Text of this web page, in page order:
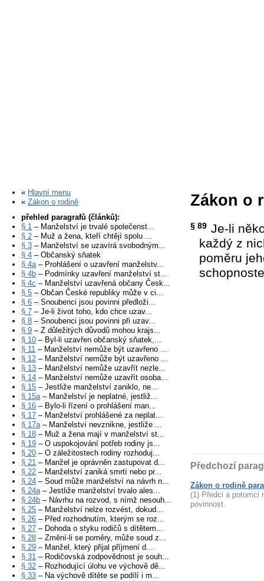
« Hlavní menu
« Zákon o rodině
přehled paragrafů (článků):
§ 1 – Manželství je trvalé společenst...
§ 2 – Muž a žena, kteří chtějí spolu ...
§ 3 – Manželství se uzavírá svobodným...
§ 4 – Občanský sňatek
§ 4a– Prohlášení o uzavření manželstv...
§ 4b – Podmínky uzavření manželství st...
§ 4c – Manželství uzavřená občany Česk...
§ 5 – Občan České republiky může v ci...
§ 6 – Snoubenci jsou povinni předloži...
§ 7 – Je-li život toho, kdo chce uzav...
§ 8 – Snoubenci jsou povinni při uzav...
§ 9 – Z důležitých důvodů mohou krajs...
§ 10 – Byl-li uzavřen občanský sňatek,...
§ 11 – Manželství nemůže být uzavřeno ...
§ 12 – Manželství nemůže být uzavřeno ...
§ 13 – Manželství nemůže uzavřít nezle...
§ 14 – Manželství nemůže uzavřít osoba...
§ 15 – Jestliže manželství zaniklo, ne...
§ 15a– Manželství je neplatné, jestliž...
§ 16 – Bylo-li řízení o prohlášení man...
§ 17 – Manželství prohlášené za neplat...
§ 17a– Manželství nevznikne, jestliže ...
§ 18 – Muž a žena mají v manželství st...
§ 19 – O uspokojování potřeb rodiny js...
§ 20 – O záležitostech rodiny rozhoduj...
§ 21 – Manžel je oprávněn zastupovat d...
§ 22 – Manželství zaniká smrtí nebo pr...
§ 24 – Soud může manželství na návrh n...
§ 24a– Jestliže manželství trvalo ales...
§ 24b – Návrhu na rozvod, s nímž nesouh...
§ 25 – Manželství nelze rozvést, dokud...
§ 26 – Před rozhodnutím, kterým se roz...
§ 27 – Dohoda o styku rodičů s dítětem...
§ 28 – Změní-li se poměry, může soud z...
§ 29 – Manžel, který přijal příjmení d...
§ 31 – Rodičovská zodpovědnost je souh...
§ 32 – Rozhodující úlohu ve výchově dě...
§ 33 – Na výchově dítěte se podílí i m...
Zákon o
§ 89 Je-li
každý z
poměru
Předchozí
Zákon o rodině
(1) Předci a potomci
povinnost.